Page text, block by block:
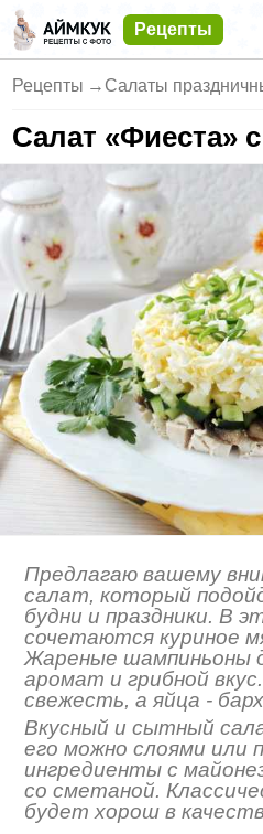
Рецепты
Рецепты → Салаты
Салат «Фиеста»
Предлагаю вашему
салат, который
будни и праздники. В
сочетаются куриное
Жареные шампиньоны
аромат и грибной
свежесть, а яйца -
Вкусный и сытный
его можно слоями или
ингредиенты с
со сметаной.
будет хорош в